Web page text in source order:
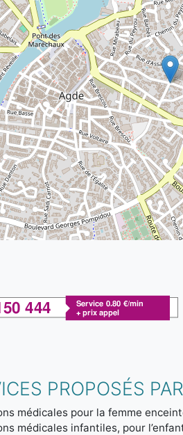
PROPOSÉS
médicales pour la femme
médicales infantiles, pour